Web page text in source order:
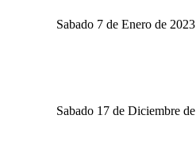
Sabado 7 de Enero de 2023
Sabado 17 de Diciembre